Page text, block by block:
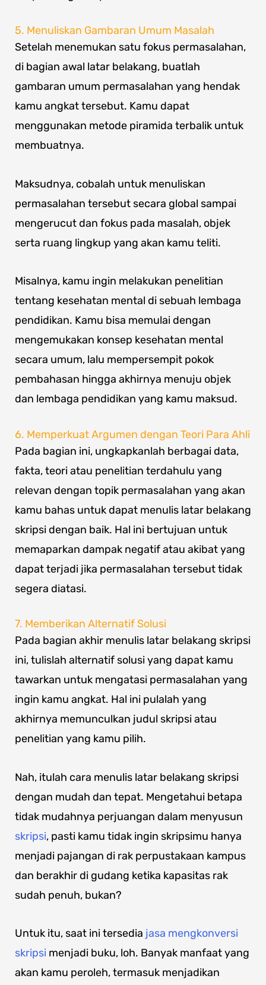
5. Menuliskan Gambaran Umum Masalah
Setelah menemukan satu fokus permasalahan,
di bagian awal latar belakang, buatlah
gambaran umum permasalahan yang hendak
kamu angkat tersebut. Kamu dapat
menggunakan metode piramida terbalik untuk
membuatnya.
Maksudnya, cobalah untuk menuliskan
permasalahan tersebut secara global sampai
mengerucut dan fokus pada masalah, objek
serta ruang lingkup yang akan kamu teliti.
Misalnya, kamu ingin melakukan penelitian
tentang kesehatan mental di sebuah lembaga
pendidikan. Kamu bisa memulai dengan
mengemukakan konsep kesehatan mental
secara umum, lalu mempersempit pokok
pembahasan hingga akhirnya menuju objek
dan lembaga pendidikan yang kamu maksud.
6. Memperkuat Argumen dengan Teori Para Ahli
Pada bagian ini, ungkapkanlah berbagai data,
fakta, teori atau penelitian terdahulu yang
relevan dengan topik permasalahan yang akan
kamu bahas untuk dapat menulis latar belakang
skripsi dengan baik. Hal ini bertujuan untuk
memaparkan dampak negatif atau akibat yang
dapat terjadi jika permasalahan tersebut tidak
segera diatasi.
7. Memberikan Alternatif Solusi
Pada bagian akhir menulis latar belakang skripsi
ini, tulislah alternatif solusi yang dapat kamu
tawarkan untuk mengatasi permasalahan yang
ingin kamu angkat. Hal ini pulalah yang
akhirnya memunculkan judul skripsi atau
penelitian yang kamu pilih.
Nah, itulah cara menulis latar belakang skripsi
dengan mudah dan tepat. Mengetahui betapa
tidak mudahnya perjuangan dalam menyusun
skripsi, pasti kamu tidak ingin skripsimu hanya
menjadi pajangan di rak perpustakaan kampus
dan berakhir di gudang ketika kapasitas rak
sudah penuh, bukan?
Untuk itu, saat ini tersedia jasa mengkonversi
skripsi menjadi buku, loh. Banyak manfaat yang
akan kamu peroleh, termasuk menjadikan